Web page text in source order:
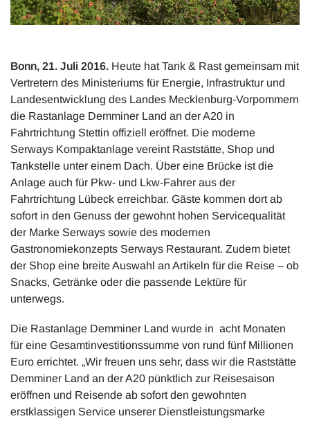
Bonn, 21. Juli 2016. Heute hat Tank & Rast gemeinsam mit
Vertretern des Ministeriums für Energie, Infrastruktur und
Landesentwicklung des Landes Mecklenburg-Vorpommern
die Rastanlage Demminer Land an der A20 in
Fahrtrichtung Stettin offiziell eröffnet. Die moderne
Serways Kompaktanlage vereint Raststätte, Shop und
Tankstelle unter einem Dach. Über eine Brücke ist die
Anlage auch für Pkw- und Lkw-Fahrer aus der
Fahrtrichtung Lübeck erreichbar. Gäste kommen dort ab
sofort in den Genuss der gewohnt hohen Servicequalität
der Marke Serways sowie des modernen
Gastronomiekonzepts Serways Restaurant. Zudem bietet
der Shop eine breite Auswahl an Artikeln für die Reise – ob
Snacks, Getränke oder die passende Lektüre für
unterwegs.
Die Rastanlage Demminer Land wurde in acht Monaten
für eine Gesamtinvestitionssumme von rund fünf Millionen
Euro errichtet. „Wir freuen uns sehr, dass wir die Raststätte
Demminer Land an der A20 pünktlich zur Reisesaison
eröffnen und Reisende ab sofort den gewohnten
erstklassigen Service unserer Dienstleistungsmarke